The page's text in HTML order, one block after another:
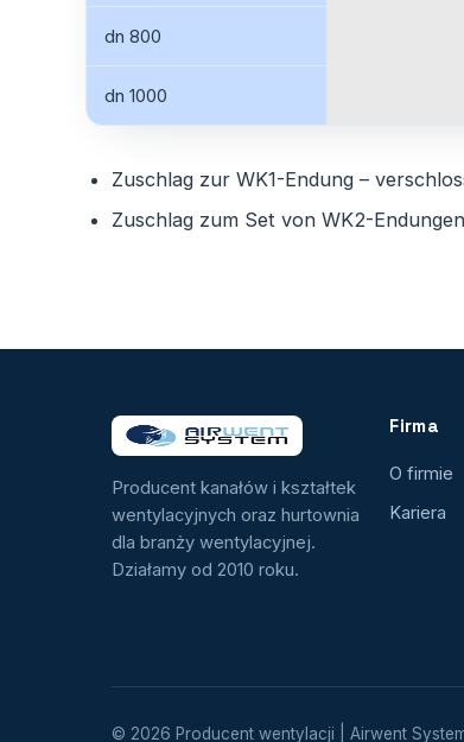
dn 800
dn 1000
Zuschlag zur WK1-Endung –
Zuschlag zum Set von WK2-
Producent kanałów i kształtek
wentylacyjnych oraz hurtownia
dla branży wentylacyjnej.
Działamy od 2010 roku.
Firma
O firmie
Kariera
© 2026 Producent wentylacji | Airwent